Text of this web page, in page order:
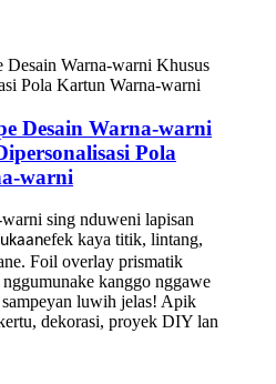
Desain Warna-warni
Pola
warni
sing nduweni lapisan
efek kaya titik, lintang,
Foil overlay prismatik
kanggo nggawe
luwih jelas! Apik
dekorasi, proyek DIY lan